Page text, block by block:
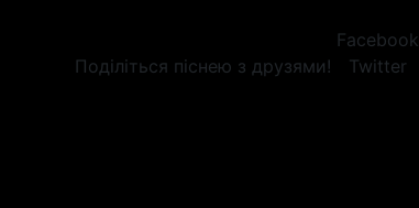
Поділіться піснею з друзями!
Facebook
Twitter